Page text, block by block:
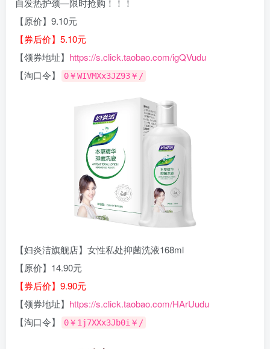
自发热护颈—限时抢购！！！
【原价】9.10元
【券后价】5.10元
【领券地址】 https://s.click.taobao.com/igQVudu
【淘口令】
0￥WIVMXx3JZ93￥/
【妇炎洁旗舰店】女性私处抑菌洗液168ml
【原价】14.90元
【券后价】9.90元
【领券地址】 https://s.click.taobao.com/HArUudu
【淘口令】
0￥1j7XXx3Jb0i￥/